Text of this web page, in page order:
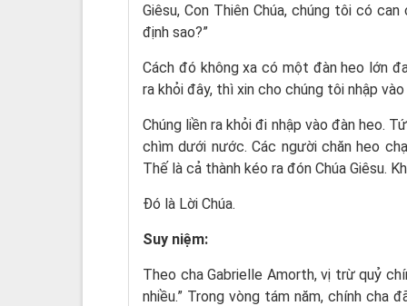
Giêsu, Con Thiên Chúa, chúng tôi có
định sao?”
Cách đó không xa có một đàn heo lớn
ra khỏi đây, thì xin cho chúng tôi nhập
Chúng liền ra khỏi đi nhập vào đàn heo.
chìm dưới nước. Các người chăn heo
Thế là cả thành kéo ra đón Chúa Giêsu.
Ðó là Lời Chúa.
Suy niệm:
Theo cha Gabrielle Amorth, vị trừ quỷ
nhiều.” Trong vòng tám năm, chính cha